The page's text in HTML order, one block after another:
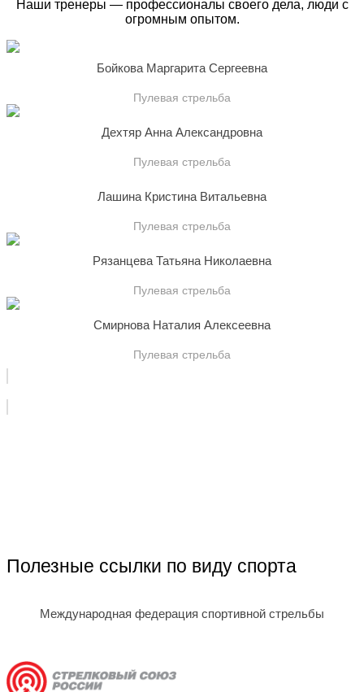
Наши тренеры — профессионалы своего дела, люди с
огромным опытом.
Бойкова Маргарита Сергеевна
Пулевая стрельба
Дехтяр Анна Александровна
Пулевая стрельба
Лашина Кристина Витальевна
Пулевая стрельба
Рязанцева Татьяна Николаевна
Пулевая стрельба
Смирнова Наталия Алексеевна
Пулевая стрельба
Полезные ссылки по виду спорта
Международная федерация спортивной стрельбы